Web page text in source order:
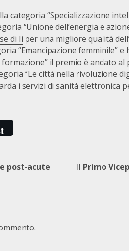
categoria “Specializzazione
“Unione dell’energia e
di Ii per una migliore qualità
“Emancipazione femminile”
il premio è andato
“Le città nella rivoluzione
i servizi di sanità elettronica
post-acute
Il Primo